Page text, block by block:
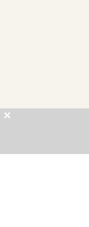
×
×